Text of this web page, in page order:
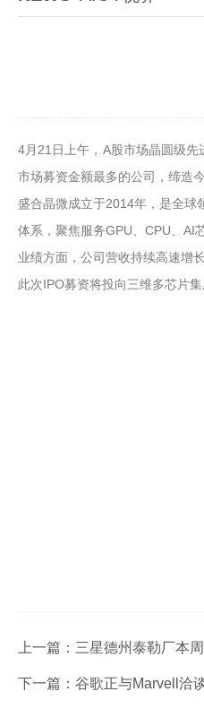
4月21日上午，A股市场晶圆级
市场募资金额最多的公司，缔造
盛合晶微成立于2014年，是全球
体系，聚焦服务GPU、CPU、AI
业绩方面，公司营收持续高速增
此次IPO募资将投向三维多芯片
上一篇： 三星德州泰勒厂本
下一篇： 谷歌正与Marvell洽